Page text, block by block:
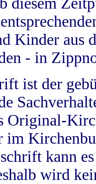
Kinder aus
- in
ist der
Original-
im
kann
wird